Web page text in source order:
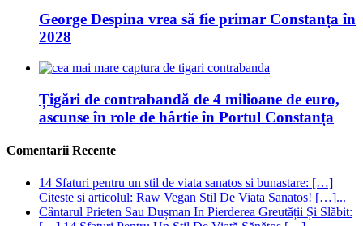
George Despina vrea să fie primar Constanța în
2028
Țigări de contrabandă de 4 milioane de euro,
ascunse în role de hârtie în Portul Constanța
Comentarii Recente
14 Sfaturi pentru un stil de viata sanatos si bunastare: […]
Citeste si articolul: Raw Vegan Stil De Viata Sanatos! […]...
Cântarul Prieten Sau Dușman In Pierderea Greutății Și Slăbit: